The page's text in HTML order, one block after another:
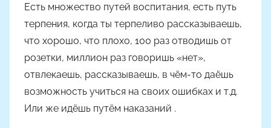
Есть множество путей воспитания, есть путь
терпения, когда ты терпеливо рассказываешь,
что хорошо, что плохо, 100 раз отводишь от
розетки, миллион раз говоришь «нет»,
отвлекаешь, рассказываешь, в чём-то даёшь
возможность учиться на своих ошибках и т.д.
Или же идёшь путём наказаний .